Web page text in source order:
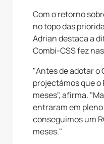
Com o retorno
no topo das
Adrian destaca a
Combi-CSS fez
"Antes de adotar o
projectámos que o
meses", afirma.
entraram em
conseguimos um
meses."